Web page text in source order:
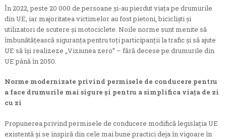
În 2022, peste 20 000 de persoane și-au pierdut viața pe drumurile
din UE, iar majoritatea victimelor au fost pietoni, bicicliști și
utilizatori de scutere și motociclete. Noile norme sunt menite să
îmbunătățească siguranța pentru toți participanții la trafic și să ajute
UE să își realizeze „Viziunea zero” – fără decese pe drumurile din
UE până în 2050.
Norme modernizate privind permisele de conducere pentru
a face drumurile mai sigure și pentru a simplifica viața de zi
cu zi
Propunerea privind permisele de conducere modifică legislația UE
existentă și se inspiră din cele mai bune practici deja în vigoare în